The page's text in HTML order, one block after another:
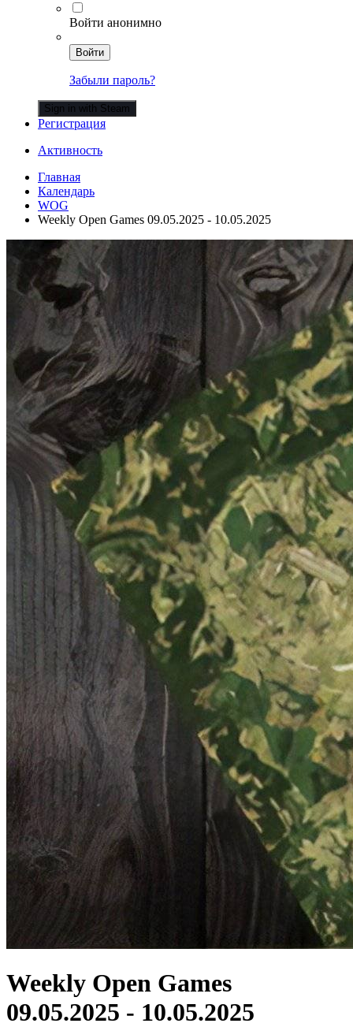
Войти анонимно
Войти
Забыли пароль?
Sign in with Steam
Регистрация
Активность
Главная
Календарь
WOG
Weekly Open Games 09.05.2025 - 10.05.2025
Weekly Open Games
09.05.2025 - 10.05.2025